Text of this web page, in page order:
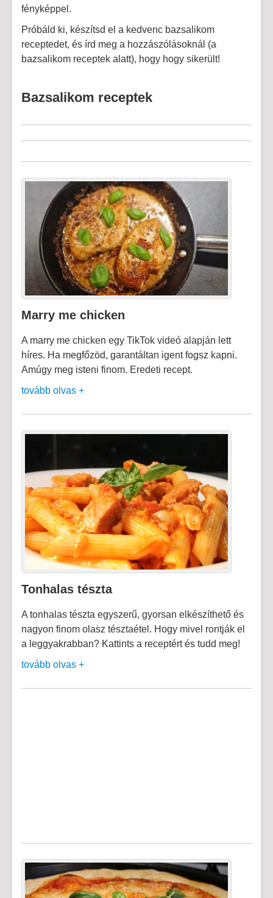
fényképpel.
Próbáld ki, készítsd el a kedvenc bazsalikom
receptedet, és írd meg a hozzászólásoknál (a
bazsalikom receptek alatt), hogy hogy sikerült!
Bazsalikom receptek
Marry me chicken
A marry me chicken egy TikTok videó alapján lett
híres. Ha megfőzöd, garantáltan igent fogsz kapni.
Amúgy meg isteni finom. Eredeti recept.
tovább olvas +
Tonhalas tészta
A tonhalas tészta egyszerű, gyorsan elkészíthető és
nagyon finom olasz tésztaétel. Hogy mivel rontják el
a leggyakrabban? Kattints a receptért és tudd meg!
tovább olvas +